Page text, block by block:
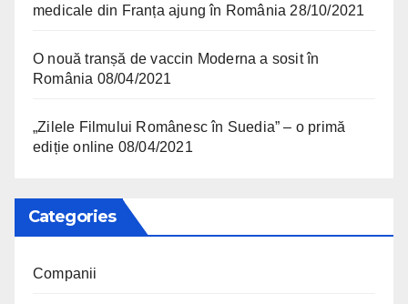
medicale din Franța ajung în România 28/10/2021
O nouă tranșă de vaccin Moderna a sosit în
România 08/04/2021
„Zilele Filmului Românesc în Suedia” – o primă
ediție online 08/04/2021
Categories
Companii